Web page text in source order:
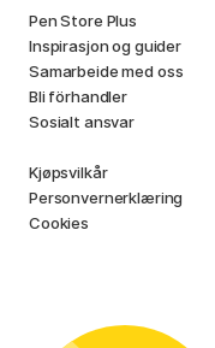
Pen Store Plus
Inspirasjon og guider
Samarbeide med oss
Bli förhandler
Sosialt ansvar
Kjøpsvilkår
Personvernerklæring
Cookies